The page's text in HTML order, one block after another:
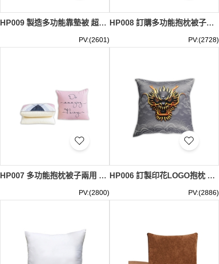
HP009 製造多功能靠墊被 超柔抱枕被子兩用 汽車抱枕被定制LOGO 抱枕供應商 40*40cm 攤開後117*150cm TAGS 街坊福利會 攤位遊戲 表演 線上活動 ZOOM MEETING 活動 TEE, 在線 活動禮品 咕筍
PV:(2601)
HP008 訂購多功能抱枕被子兩用 靠墊廣告定制LOGO 汽車抱枕 抱枕hk中心 40*40cm 攤開後120*150cm TAGS 街坊福利會 攤位遊戲 表演 線上活動 ZOOM MEETING 活動 TEE, 在線 活動禮品 咕筍
PV:(2728)
HP007 多功能抱枕被子兩用 靠墊靠枕 來圖定制logo 抱枕供應商 40*40cm 攤開後100*150cm 咕筍
PV:(2800)
HP006 訂製印花LOGO抱枕 靠墊抱枕 澳門 酒店 貴賓廳 抱枕生產商 咕筍
PV:(2886)